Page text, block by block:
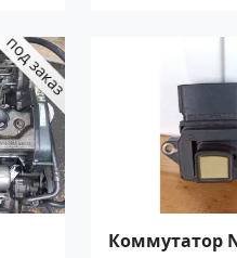
Коммутатор